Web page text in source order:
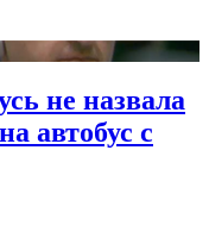
не назвала
автобус с